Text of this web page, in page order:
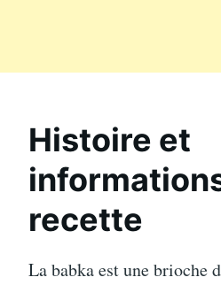
Histoire et
recette
La babka est une brioche